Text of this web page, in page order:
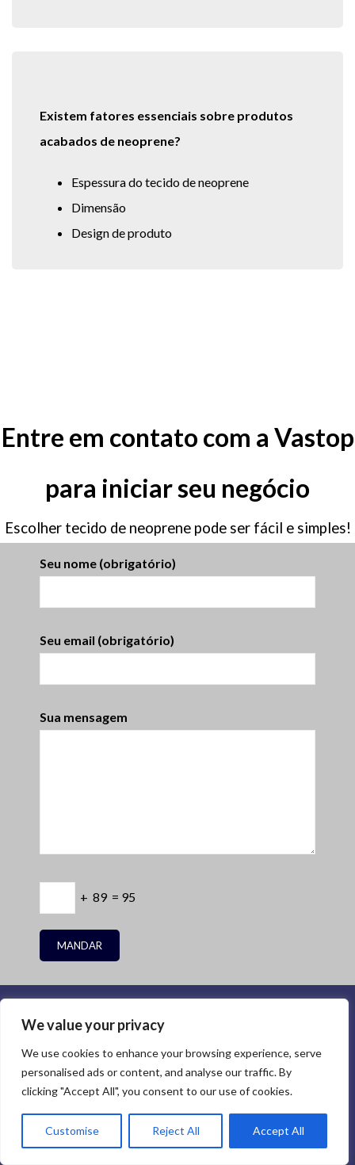
We value your privacy
We use cookies to enhance your browsing experience, serve
personalised ads or content, and analyse our traffic. By
clicking "Accept All", you consent to our use of cookies.
Customise Reject All Accept All
Existem fatores essenciais sobre produtos
acabados de neoprene?
Espessura do tecido de neoprene
Dimensão
Design de produto
Entre em contato com a Vastop
para iniciar seu negócio
Escolher tecido de neoprene pode ser fácil e simples!
Seu nome (obrigatório)
Seu email (obrigatório)
Sua mensagem
+ 89 = 95
O que estamos entregando é mais do
valores fundamentais incluem: